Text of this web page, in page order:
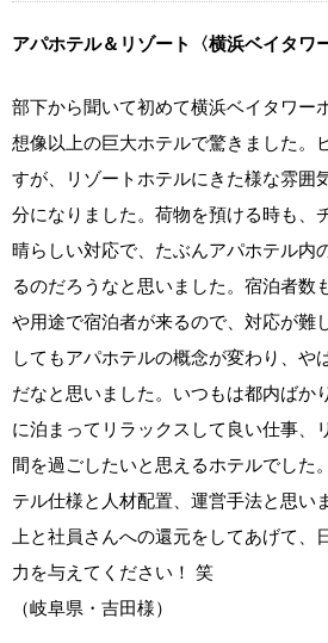
アパホテル＆リゾート〈横浜ベイタワー
部下から聞いて初めて横浜ベイタワー
想像以上の巨大ホテルで驚きました。
すが、リゾートホテルにきた様な雰囲
分になりました。荷物を預ける時も、
晴らしい対応で、たぶんアパホテル内
るのだろうなと思いました。宿泊者数
や用途で宿泊者が来るので、対応が難
してもアパホテルの概念が変わり、や
だなと思いました。いつもは都内ばか
に泊まってリラックスして良い仕事、
間を過ごしたいと思えるホテルでした
テル仕様と人材配置、運営手法と思い
上と社員さんへの還元をしてあげて、
力を与えてください！ 笑
（岐阜県・吉田様）